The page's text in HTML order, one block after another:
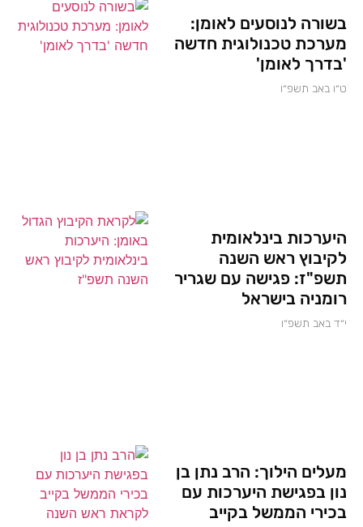
בשורה לנוסעים לאומן:
מערכת טכנולוגית חדשה
'בדרך לאומן'
ט״ו באב תשפ״ו
היערכות בינלאומית
לקיבוץ ראש השנה
תשפ"ז: פגישה עם שגריר
רומניה בישראל
י״ד באב תשפ״ו
מעלים הילוך: הרב נתן בן
נון בפגישת היערכות עם
בכירי הממשל בקייב